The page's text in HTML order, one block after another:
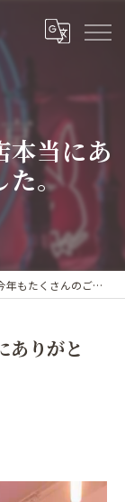
本当にあ
た。
もたくさんのご来店本当にありがとうございました。
ありがと